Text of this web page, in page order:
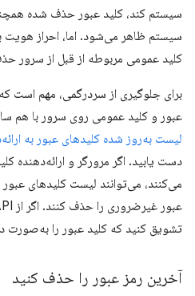
سیستم کند، کلید عبور حذف شده
سیستم ظاهر می‌شود. اما، احراز هویت
کلید عمومی مربوطه از قبل از سرور
برای جلوگیری از سردرگمی، مهم است که
عبور و کلید عمومی روی سرور با هم
لیست به‌روز شده کلیدهای عبور به
می‌کنند، می‌توانند لیست کلیدهای عبور
تشویق کنید که کلید عبور را
آخرین رمز عبور را حذف کنید